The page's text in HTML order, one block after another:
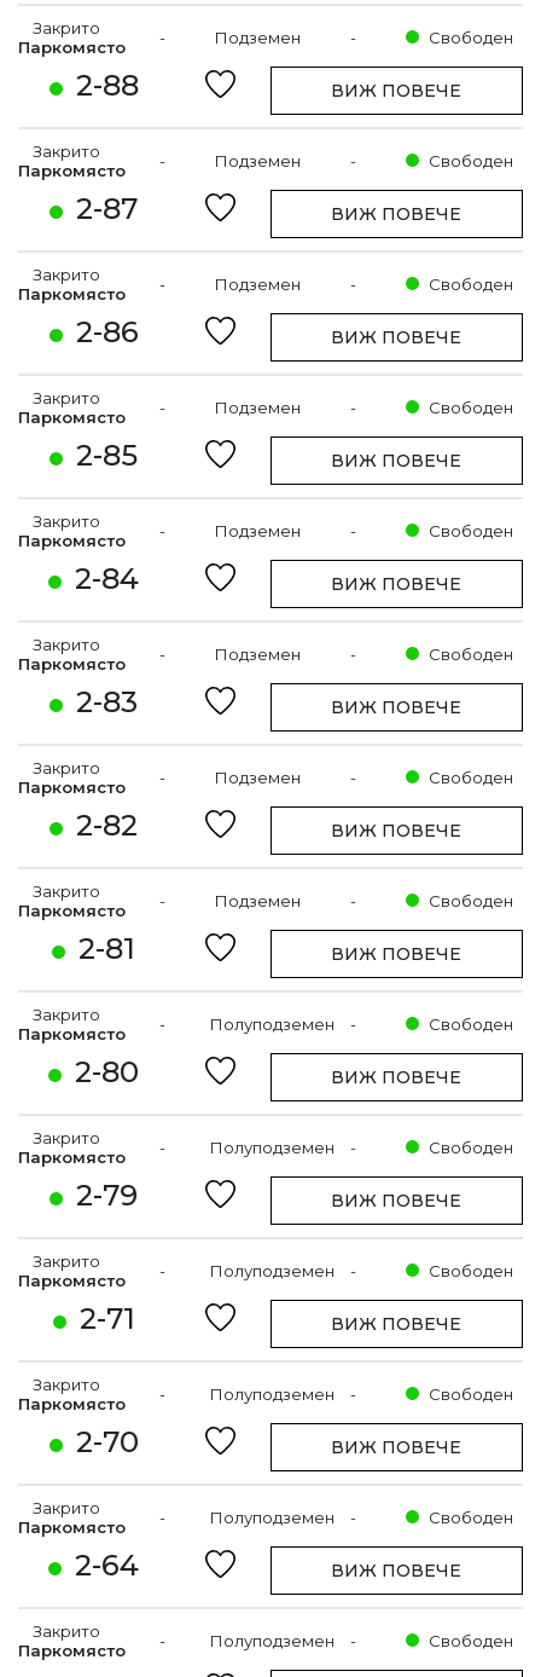
2-88
Закрито
Паркомясто
- Подземен - Свободен
ВИЖ ПОВЕЧЕ
2-87
Закрито
Паркомясто
- Подземен - Свободен
ВИЖ ПОВЕЧЕ
2-86
Закрито
Паркомясто
- Подземен - Свободен
ВИЖ ПОВЕЧЕ
2-85
Закрито
Паркомясто
- Подземен - Свободен
ВИЖ ПОВЕЧЕ
2-84
Закрито
Паркомясто
- Подземен - Свободен
ВИЖ ПОВЕЧЕ
2-83
Закрито
Паркомясто
- Подземен - Свободен
ВИЖ ПОВЕЧЕ
2-82
Закрито
Паркомясто
- Подземен - Свободен
ВИЖ ПОВЕЧЕ
2-81
Закрито
Паркомясто
- Подземен - Свободен
ВИЖ ПОВЕЧЕ
2-80
Закрито
Паркомясто
- Полуподземен - Свободен
ВИЖ ПОВЕЧЕ
2-79
Закрито
Паркомясто
- Полуподземен - Свободен
ВИЖ ПОВЕЧЕ
2-71
Закрито
Паркомясто
- Полуподземен - Свободен
ВИЖ ПОВЕЧЕ
2-70
Закрито
Паркомясто
- Полуподземен - Свободен
ВИЖ ПОВЕЧЕ
2-64
Закрито
Паркомясто
- Полуподземен - Свободен
ВИЖ ПОВЕЧЕ
Закрито
Паркомясто
- Полуподземен - Свободен